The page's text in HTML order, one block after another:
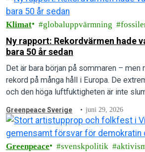
Klimat globaluppvärmning
Ny rapport: Rekordvärmen hade
bara 50 år sedan
Det är bara början på sommaren – men
rekord på många håll i Europa. De
och den höga luftfuktigheten är inte
Greenpeace Sverige juni 29, 2026
Greenpeace svenskpolitik